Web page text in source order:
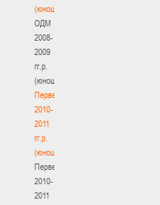
(юноши)
ОДМ
2008-
2009
гг.р.
(юноши)
Первенство
2010-
2011
гг.р.
(юноши)
Первенство
2010-
2011